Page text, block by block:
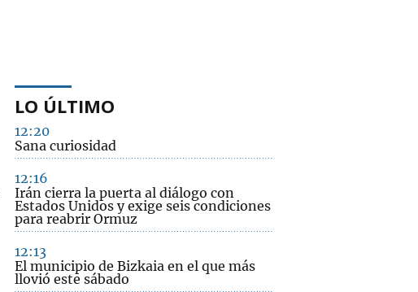
LO ÚLTIMO
12:20
Sana curiosidad
12:16
Irán cierra la puerta al diálogo con
Estados Unidos y exige seis condiciones
para reabrir Ormuz
12:13
El municipio de Bizkaia en el que más
llovió este sábado